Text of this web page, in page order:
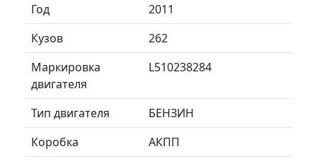
Год
2011
Кузов
262
Маркировка
двигателя
L510238284
Тип двигателя
БЕНЗИН
Коробка
АКПП